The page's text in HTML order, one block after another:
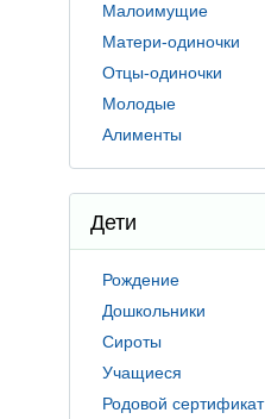
Малоимущие
Матери-одиночки
Отцы-одиночки
Молодые
Алименты
Дети
Рождение
Дошкольники
Сироты
Учащиеся
Родовой сертификат